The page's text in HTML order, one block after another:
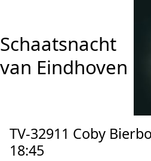
Schaatsnacht
van Eindhoven
TV-32911 Coby
18:45